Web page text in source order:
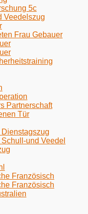
5c
Veedelszug
Frau Gebauer
Partnerschaft
Tür
und Veedel
Französisch
Französisch